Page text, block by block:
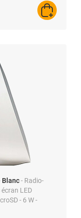
AJOUTER
Blanc- Radio-
LED
- 6 W -